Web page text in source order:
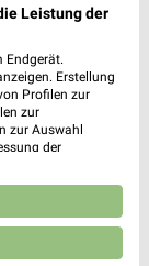
Leistung der
Endgerät.
Erstellung
Profilen zur
zur
zur Auswahl
der
und
zur Auswahl
und in die